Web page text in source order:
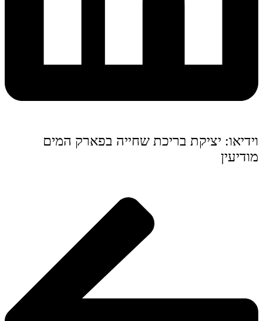
וידיאו: יציקת בריכת שחייה בפארק המים
מודיעין